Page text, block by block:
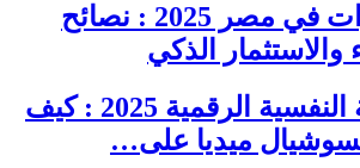
العقارات في مصر 2025 : نصائح
والاستثمار الذكي
الصحة النفسية الرقمية 2025 : كيف
ميديا على…